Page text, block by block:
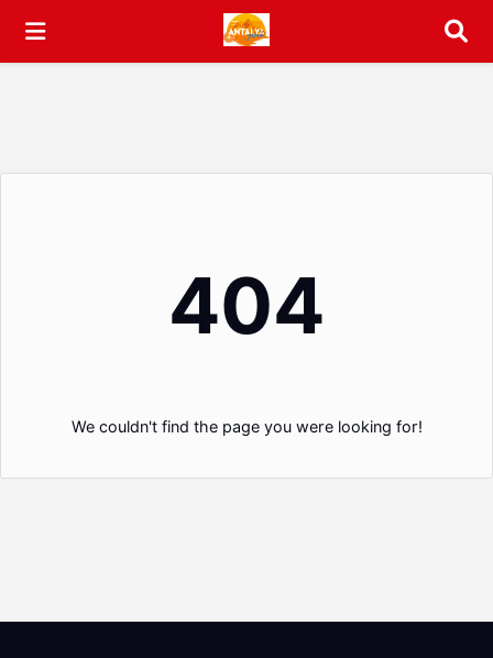
404
We couldn't find the page you were looking for!